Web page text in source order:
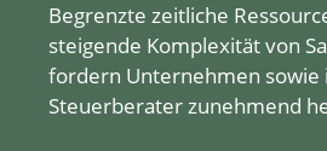
Begrenzte zeitliche
steigende Komplexität von
fordern Unternehmen sowie
Steuerberater zunehmend